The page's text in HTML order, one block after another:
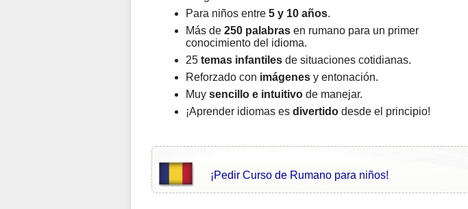
Para niños entre 5 y 10 años.
Más de 250 palabrasen rumano para un primer
conocimiento del idioma.
25 temas infantilesde situaciones cotidianas.
Reforzado con imágenesy entonación.
Muy sencillo e intuitivode manejar.
¡Aprender idiomas es divertidodesde el principio!
¡Pedir Curso de Rumano para niños!